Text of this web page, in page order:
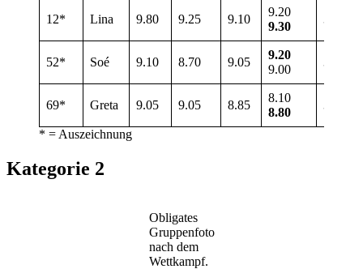
12* Lina 9.80 9.25 9.10
9.20
9.30
37.45
52* Soé 9.10 8.70 9.05
9.20
9.00
36.05
69* Greta 9.05 9.05 8.85
8.10
8.80
35.75
* = Auszeichnung
Kategorie 2
Obligates
Gruppenfoto
nach dem
Wettkampf.